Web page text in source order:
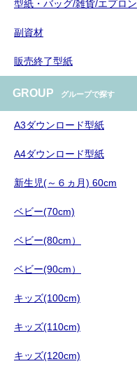
型紙・バッグ/雑貨/エプロン
副資材
販売終了型紙
GROUP グループで探す
A3ダウンロード型紙
A4ダウンロード型紙
新生児(～６ヵ月) 60cm
ベビー(70cm)
ベビー(80cm）
ベビー(90cm）
キッズ(100cm)
キッズ(110cm)
キッズ(120cm)